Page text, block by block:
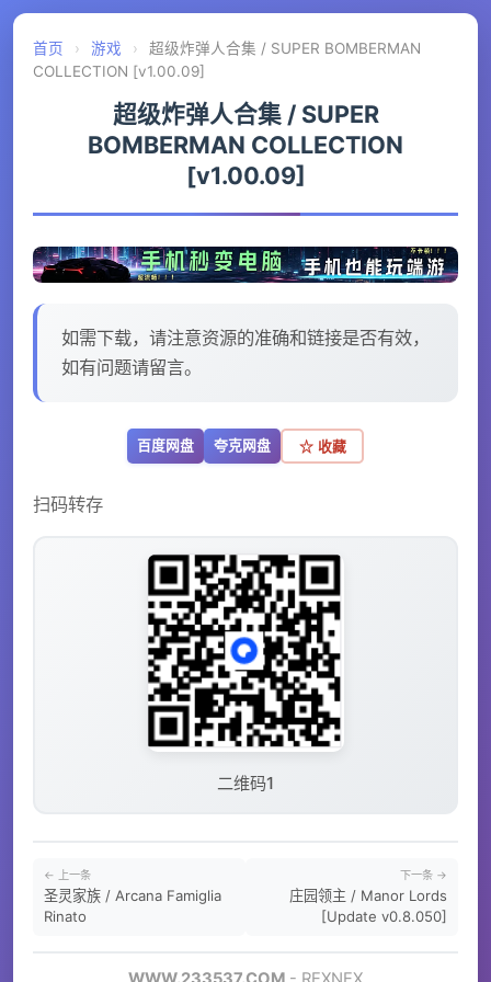
首页 › 游戏 ›
超级炸弹人合集 / SUPER BOMBERMAN
COLLECTION [v1.00.09]
超级炸弹人合集 / SUPER
BOMBERMAN COLLECTION
[v1.00.09]
如需下载，请注意资源的准确和链接是否有效，
如有问题请留言。
百度网盘 夸克网盘 ☆ 收藏
扫码转存
二维码1
← 上一条
圣灵家族 / Arcana Famiglia
Rinato
下一条 →
庄园领主 / Manor Lords
[Update v0.8.050]